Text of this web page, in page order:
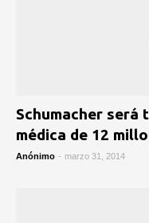
Schumacher será
médica de 12
Anónimo - marzo 31, 2014